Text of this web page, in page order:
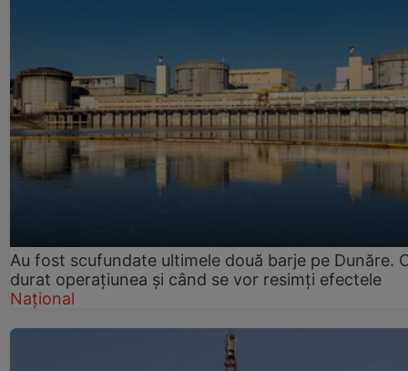
Au fost scufundate ultimele două barje pe Dunăre.
durat operațiunea și când se vor resimți efectele
Național